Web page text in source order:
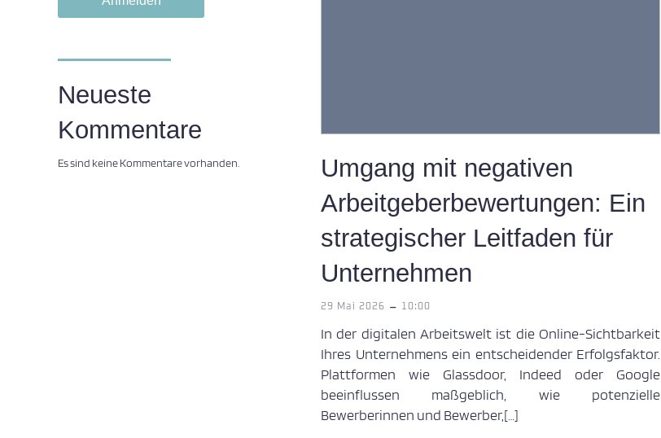
Neueste
Kommentare
Es sind keine Kommentare vorhanden.
Umgang mit negativen
Arbeitgeberbewertungen: Ein
strategischer Leitfaden für
Unternehmen
29 Mai 2026 - 10:00
In der digitalen Arbeitswelt ist die Online-Sichtbarkeit
Ihres Unternehmens ein entscheidender Erfolgsfaktor.
Plattformen wie Glassdoor, Indeed oder Google
beeinflussen maßgeblich, wie potenzielle
Bewerberinnen und Bewerber,[…]